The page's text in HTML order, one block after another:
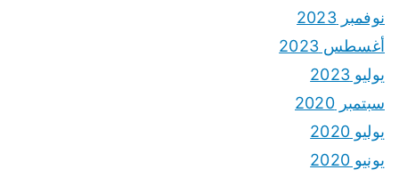
نوفمبر 2023
أغسطس 2023
يوليو 2023
سبتمبر 2020
يوليو 2020
يونيو 2020